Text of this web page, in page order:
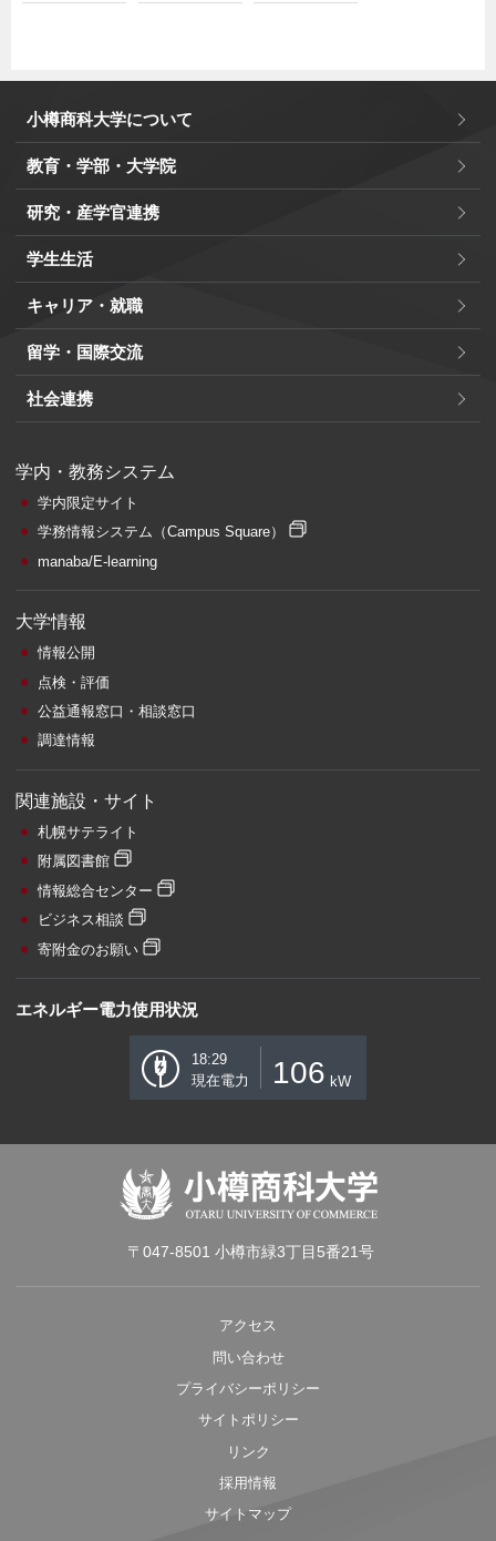
小樽商科大学について
教育・学部・大学院
研究・産学官連携
学生生活
キャリア・就職
留学・国際交流
社会連携
学内・教務システム
学内限定サイト
学務情報システム （Campus Square）
manaba/E-learning
大学情報
情報公開
点検・評価
公益通報窓口・相談窓口
調達情報
関連施設・サイト
札幌サテライト
附属図書館
情報総合センター
ビジネス相談
寄附金のお願い
エネルギー電力使用状況
18:29
現在電力
106 kW
〒047-8501 小樽市緑3丁目5番21号
アクセス
問い合わせ
プライバシーポリシー
サイトポリシー
リンク
採用情報
サイトマップ